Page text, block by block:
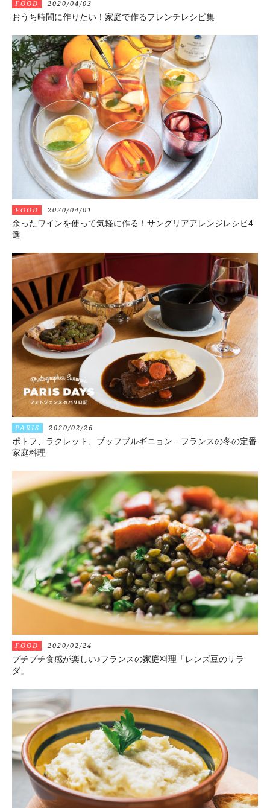
FOOD 2020/04/03
おうち時間に作りたい！家庭で作るフレンチレシピ集
FOOD 2020/04/01
余ったワインを使って気軽に作る！サングリアアレンジレシピ4
選
PARIS 2020/02/26
ポトフ、ラクレット、ブッフブルギニョン…フランスの冬の定番
家庭料理
FOOD 2020/02/24
プチプチ食感が楽しい♪フランスの家庭料理「レンズ豆のサラ
ダ」